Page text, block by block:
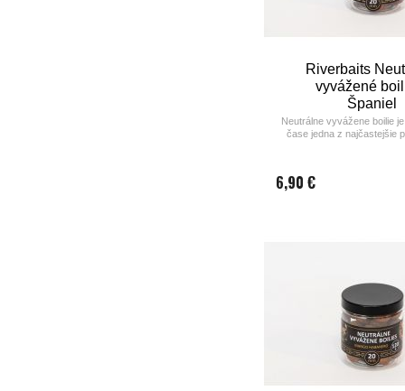
Riverbaits
vyvážené
Španiel
Neutrálne vyvážene boilie
čase jedna z najčastejšie
klasických pokladaným
6,90 €